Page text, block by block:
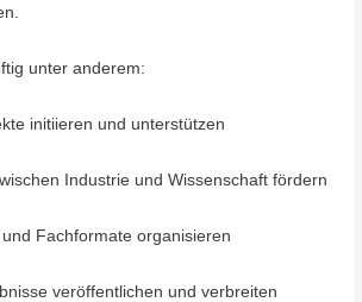
unter anderem:
initiieren und unterstützen
Industrie und Wissenschaft fördern
Fachformate organisieren
veröffentlichen und verbreiten